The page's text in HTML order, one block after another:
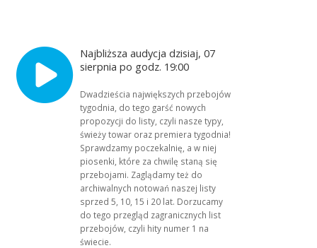
Najbliższa audycja dzisiaj, 07
sierpnia po godz. 19:00
Dwadzieścia największych przebojów
tygodnia, do tego garść nowych
propozycji do listy, czyli nasze typy,
świeży towar oraz premiera tygodnia!
Sprawdzamy poczekalnię, a w niej
piosenki, które za chwilę staną się
przebojami. Zaglądamy też do
archiwalnych notowań naszej listy
sprzed 5, 10, 15 i 20 lat. Dorzucamy
do tego przegląd zagranicznych list
przebojów, czyli hity numer 1 na
świecie.